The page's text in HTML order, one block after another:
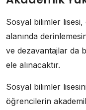
Sosyal bilimler
alanında
ve dezavantajlar da
ele alınacaktır.
Sosyal bilimler
öğrencilerin